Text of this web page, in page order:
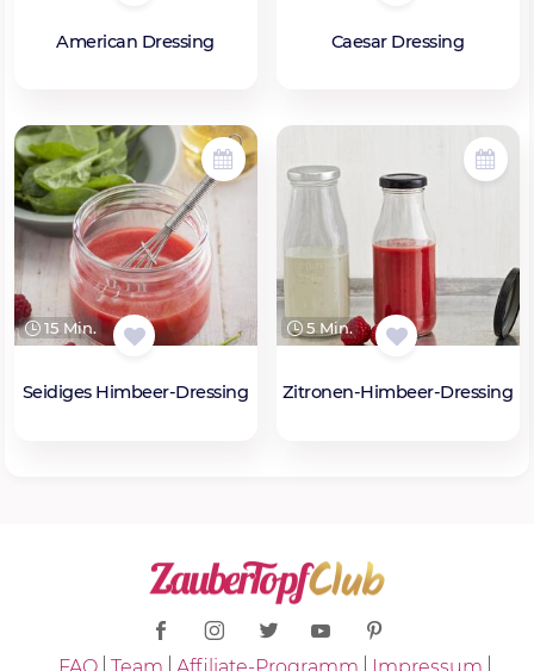
American Dressing Caesar Dressing
15 Min.
Seidiges Himbeer-Dressing
5 Min.
Zitronen-Himbeer-Dressing